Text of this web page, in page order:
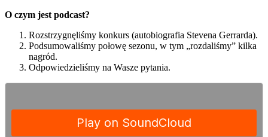
O czym jest podcast?
Rozstrzygnęliśmy konkurs (autobiografia Stevena Gerrarda).
Podsumowaliśmy połowę sezonu, w tym „rozdaliśmy” kilka
nagród.
Odpowiedzieliśmy na Wasze pytania.